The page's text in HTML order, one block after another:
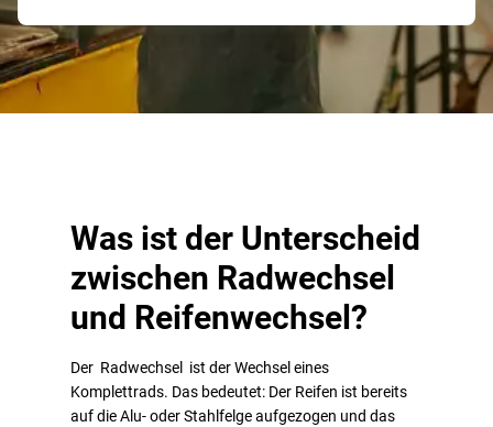
Was ist der Unterscheid
zwischen Radwechsel
und Reifenwechsel?
Der Radwechsel ist der Wechsel eines
Komplettrads. Das bedeutet: Der Reifen ist bereits
auf die Alu- oder Stahlfelge aufgezogen und das